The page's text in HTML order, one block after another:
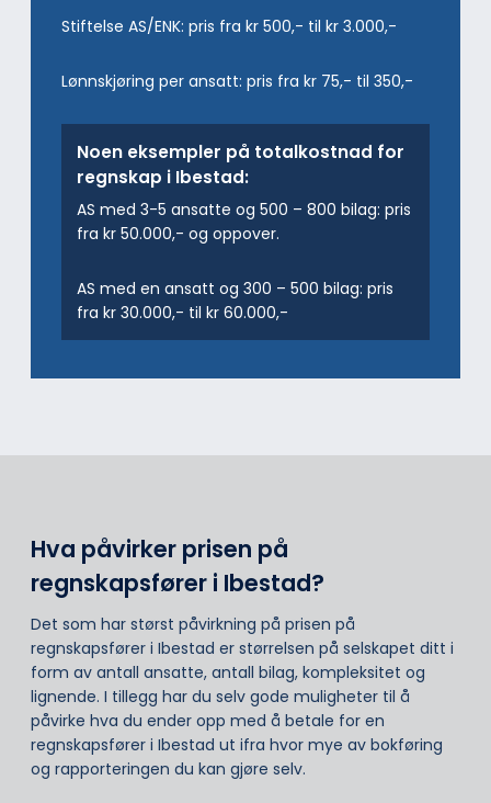
Stiftelse AS/ENK: pris fra kr 500,- til kr 3.000,-
Lønnskjøring per ansatt: pris fra kr 75,- til 350,-
Noen eksempler på totalkostnad for
regnskap i Ibestad:
AS med 3-5 ansatte og 500 – 800 bilag: pris
fra kr 50.000,- og oppover.
AS med en ansatt og 300 – 500 bilag: pris
fra kr 30.000,- til kr 60.000,-
Hva påvirker prisen på
regnskapsfører i Ibestad?
Det som har størst påvirkning på prisen på
regnskapsfører i Ibestad er størrelsen på selskapet ditt i
form av antall ansatte, antall bilag, kompleksitet og
lignende. I tillegg har du selv gode muligheter til å
påvirke hva du ender opp med å betale for en
regnskapsfører i Ibestad ut ifra hvor mye av bokføring
og rapporteringen du kan gjøre selv.